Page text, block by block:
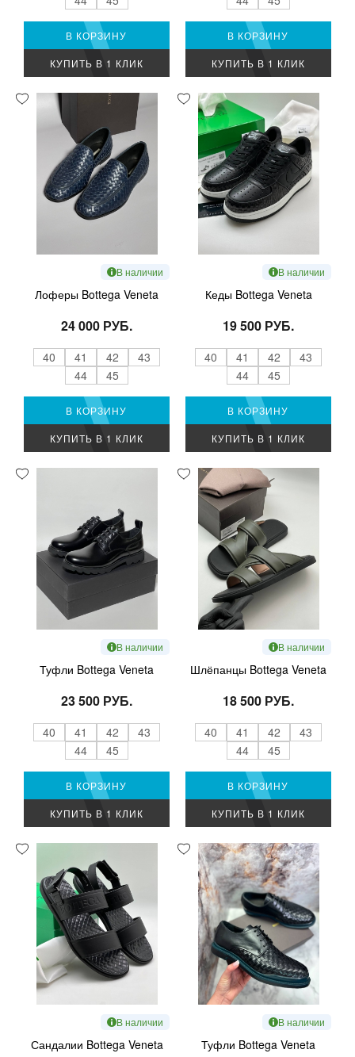
В КОРЗИНУ
КУПИТЬ В 1 КЛИК
В КОРЗИНУ
КУПИТЬ В 1 КЛИК
В наличии
Лоферы Bottega Veneta
24 000 РУБ.
40 41 42
43
44
45
В КОРЗИНУ
КУПИТЬ В 1 КЛИК
В наличии
Кеды Bottega Veneta
19 500 РУБ.
40 41 42
43
44
45
В КОРЗИНУ
КУПИТЬ В 1 КЛИК
В наличии
Туфли Bottega Veneta
23 500 РУБ.
40 41 42
43
44
45
В КОРЗИНУ
КУПИТЬ В 1 КЛИК
В наличии
Шлёпанцы Bottega Veneta
18 500 РУБ.
40 41 42
43
44
45
В КОРЗИНУ
КУПИТЬ В 1 КЛИК
В наличии
Сандалии Bottega Veneta
В наличии
Туфли Bottega Veneta